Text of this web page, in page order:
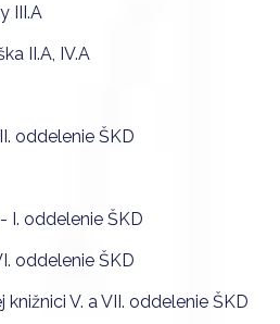
III.A
II.A, IV.A
oddelenie ŠKD
I. oddelenie ŠKD
oddelenie ŠKD
V. a VII. oddelenie ŠKD